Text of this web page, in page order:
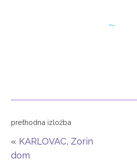
KONTAKT
prethodna izložba
« KARLOVAC, Zorin
dom